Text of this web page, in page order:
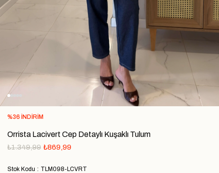
%36 İNDIRIM
Orrista Lacivert Cep Detaylı Kuşaklı Tulum
₺1.349,99 ₺869,99
Stok Kodu
TLM098-LCVRT